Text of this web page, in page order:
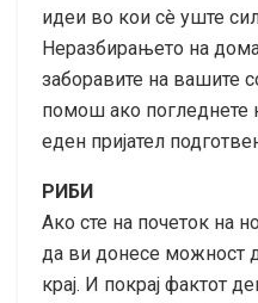
идеи во кои сè уште
Неразбирањето на
заборавите на вашите
помош ако погледнете
еден пријател
РИБИ
Ако сте на почеток на
да ви донесе можност
крај. И покрај фактот